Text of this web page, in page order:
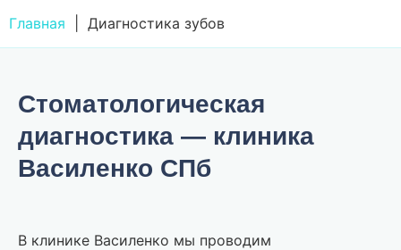
Главная Диагностика зубов
Стоматологическая
диагностика — клиника
Василенко СПб
В клинике Василенко мы проводим